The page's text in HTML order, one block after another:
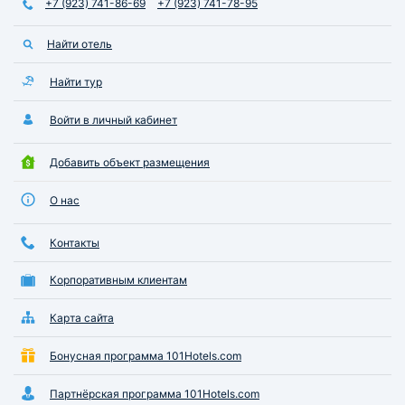
+7 (923) 741-86-69 +7 (923) 741-78-95
Найти отель
Найти тур
Войти в личный кабинет
Добавить объект размещения
О нас
Контакты
Корпоративным клиентам
Карта сайта
Бонусная программа 101Hotels.com
Партнёрская программа 101Hotels.com